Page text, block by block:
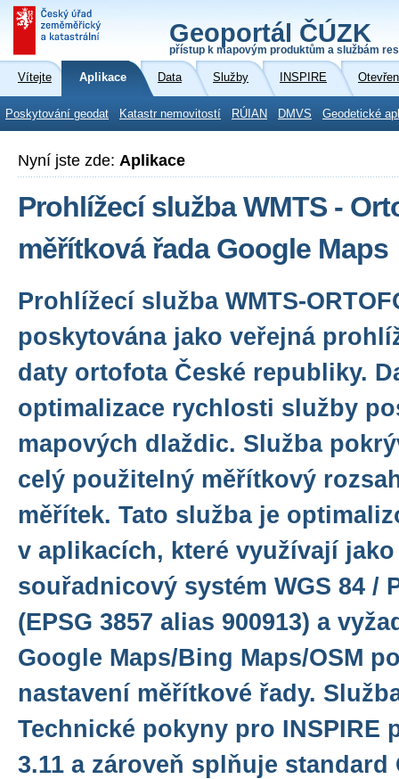
Geoportál ČÚZK
přístup k mapovým produktům a službám
Vítejte Aplikace Data Služby INSPIRE
Poskytování geodat Katastr nemovitostí RÚIAN DMVS Geodetické
Nyní jste zde: Aplikace
Prohlížecí služba WMTS -
měřítková řada Google Maps
Prohlížecí služba WMTS-
poskytována jako veřejná
daty ortofota České republiky.
optimalizace rychlosti služby
mapových dlaždic. Služba
celý použitelný měřítkový
měřítek. Tato služba je
v aplikacích, které využívají
souřadnicový systém WGS 84 /
(EPSG 3857 alias 900913) a
Google Maps/Bing Maps/OSM
nastavení měřítkové řady.
Technické pokyny pro INSPIRE
3.11 a zároveň splňuje standard